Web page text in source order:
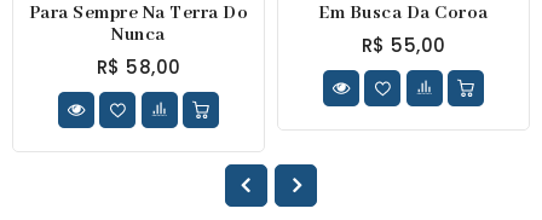
Para Sempre Na Terra Do
Nunca
R$ 58,00
Em Busca Da Coroa
R$ 55,00